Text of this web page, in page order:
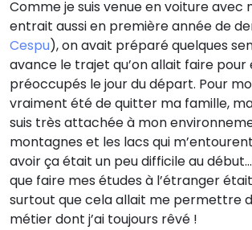
Comme je suis venue en voiture avec
entrait aussi en première année de
Cespu), on avait préparé quelques
avance le trajet qu’on allait faire pour
préoccupés le jour du départ. Pour
vraiment été de quitter ma famille,
suis très attachée à mon
montagnes et les lacs qui
avoir ça était un peu difficile au début…
que faire mes études à l’étranger
surtout que cela allait me permettre
métier dont j’ai toujours rêvé !